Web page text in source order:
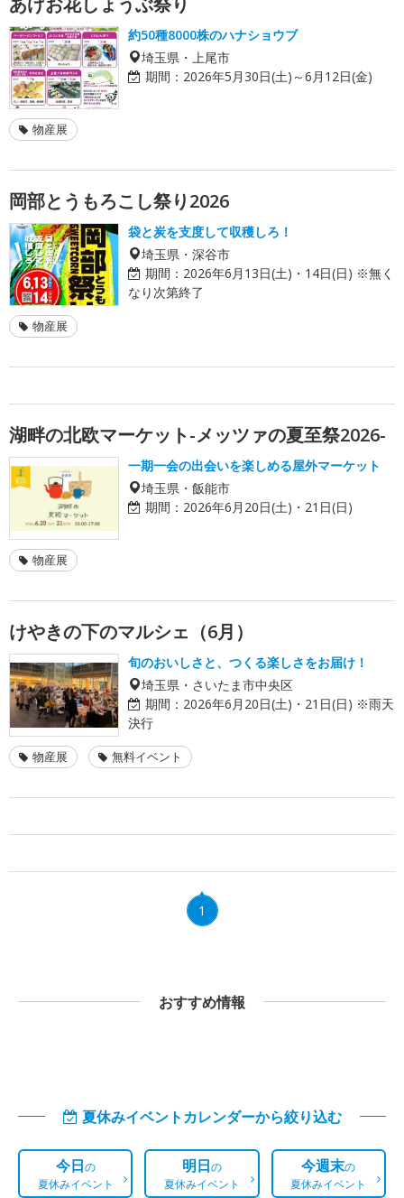
約50種8000株のハナショウブ
埼玉県・上尾市
期間： 2026年5月30日(土)～6月12日(金)
物産展
岡部とうもろこし祭り2026
袋と炭を支度して収穫しろ！
埼玉県・深谷市
期間： 2026年6月13日(土)・14日(日) ※無く
なり次第終了
物産展
湖畔の北欧マーケット-メッツァの夏至祭2026-
一期一会の出会いを楽しめる屋外マーケット
埼玉県・飯能市
期間： 2026年6月20日(土)・21日(日)
物産展
けやきの下のマルシェ（6月）
旬のおいしさと、つくる楽しさをお届け！
埼玉県・さいたま市中央区
期間： 2026年6月20日(土)・21日(日) ※雨天
決行
物産展 無料イベント
1
おすすめ情報
夏休みイベントカレンダーから絞り込む
今日の
夏休みイベント
明日の
夏休みイベント
今週末の
夏休みイベント